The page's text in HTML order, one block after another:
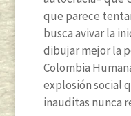
que parece
busca avivar la
dibujar mejor la
Colombia
explosión social
inauditas nunca